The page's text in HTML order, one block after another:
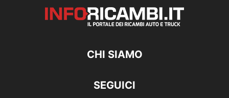
CHI SIAMO
SEGUICI